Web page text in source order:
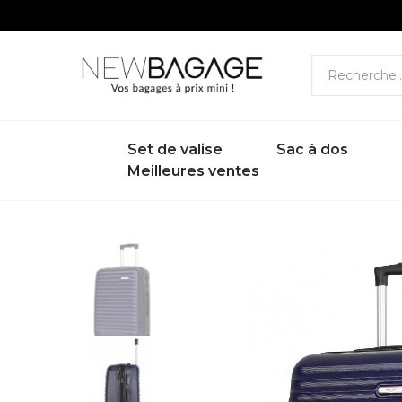
Set de valise
Sac à dos
Meilleures ventes